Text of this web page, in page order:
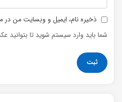
ذخیره نام، ایمیل و وبسایت من در
شما باید وارد سیستم شوید تا بتوانید